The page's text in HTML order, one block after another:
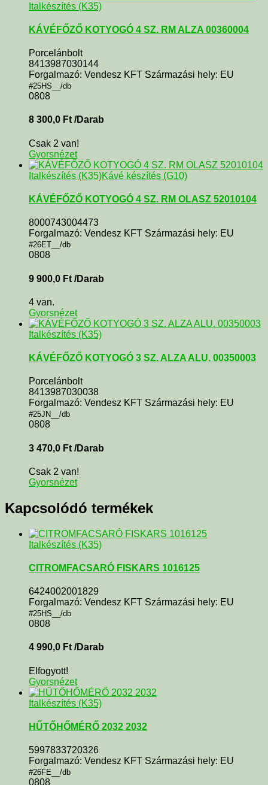
Italkészítés (K35)
KÁVÉFŐZŐ KOTYOGÓ 4 SZ. RM ALZA 00360004
Porcelánbolt
8413987030144
Forgalmazó: Vendesz KFT Származási hely: EU
#25HS__/db
0808
8 300,0 Ft /Darab
Csak 2 van!
Gyorsnézet
Italkészítés (K35)Kávé készítés (G10)
KÁVÉFŐZŐ KOTYOGÓ 4 SZ. RM OLASZ 52010104
8000743004473
Forgalmazó: Vendesz KFT Származási hely: EU
#26ET__/db
0808
9 900,0 Ft /Darab
4 van.
Gyorsnézet
Italkészítés (K35)
KÁVÉFŐZŐ KOTYOGÓ 3 SZ. ALZA ALU. 00350003
Porcelánbolt
8413987030038
Forgalmazó: Vendesz KFT Származási hely: EU
#25JN__/db
0808
3 470,0 Ft /Darab
Csak 2 van!
Gyorsnézet
Kapcsolódó termékek
Italkészítés (K35)
CITROMFACSARÓ FISKARS 1016125
6424002001829
Forgalmazó: Vendesz KFT Származási hely: EU
#25HS__/db
0808
4 990,0 Ft /Darab
Elfogyott!
Gyorsnézet
Italkészítés (K35)
HŰTŐHŐMÉRŐ 2032 2032
5997833720326
Forgalmazó: Vendesz KFT Származási hely: EU
#26FE__/db
0808